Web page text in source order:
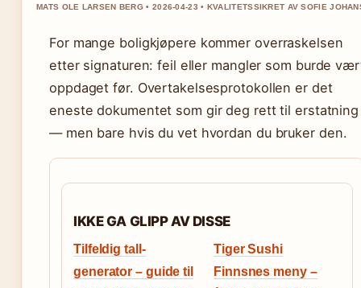
MATS OLE LARSEN BERG • 2026-04-23 • KVALITETSSIKRET AV SOFIE
For mange boligkjøpere kommer overraskelsen
etter signaturen: feil eller mangler som burde
oppdaget før. Overtakelsesprotokollen er det
eneste dokumentet som gir deg rett til erstatning
— men bare hvis du vet hvordan du bruker den.
IKKE GA GLIPP AV DISSE
Tilfeldig tall-
generator – guide til
Tiger Sushi
Finnsnes meny –